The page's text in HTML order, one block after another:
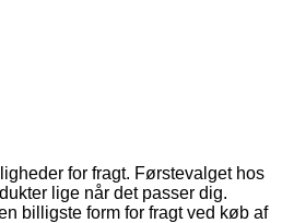
for fragt. Førstevalget hos
lige når det passer dig.
billigste form for fragt ved køb af